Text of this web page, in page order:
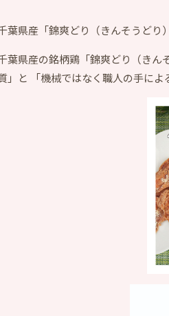
葉県産「錦爽どり（きんそうどり
葉県産の銘柄鶏「錦爽どり（きん
」と 「機械ではなく職人の手に